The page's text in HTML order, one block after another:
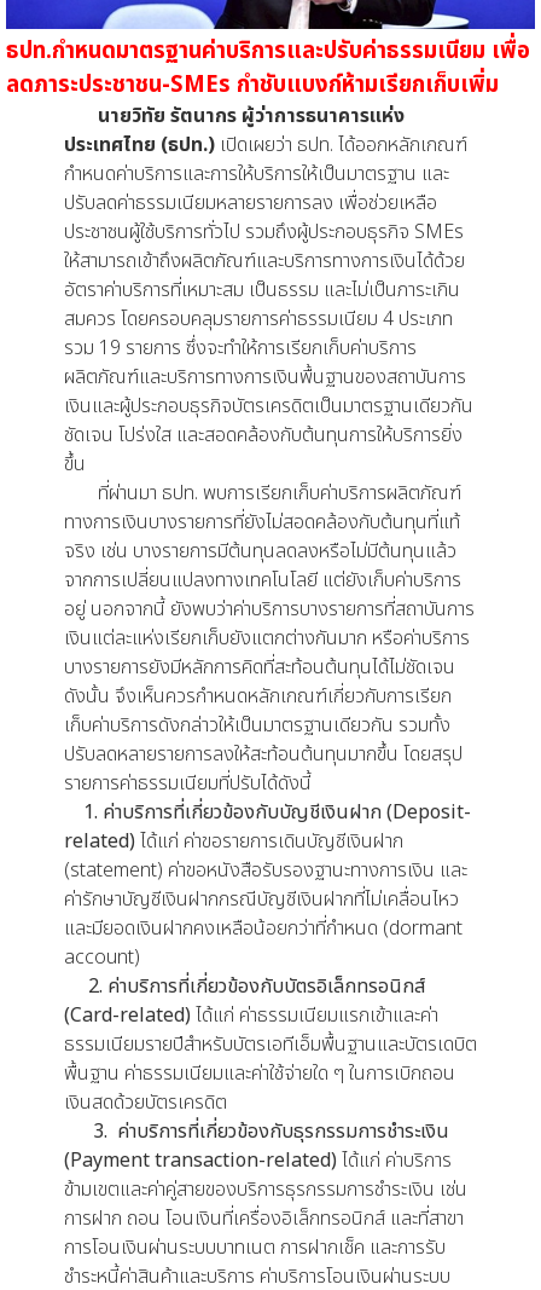
ธปท.กำหนดมาตรฐานค่าบริการและปรับค่าธรรมเนียม เพื่อ
ลดภาระประชาชน-SMEs กำชับแบงก์ห้ามเรียกเก็บเพิ่ม
นายวิทัย รัตนากร ผู้ว่าการธนาคารแห่ง
ประเทศไทย (ธปท.) เปิดเผยว่า ธปท. ได้ออกหลักเกณฑ์
กำหนดค่าบริการและการให้บริการให้เป็นมาตรฐาน และ
ปรับลดค่าธรรมเนียมหลายรายการลง เพื่อช่วยเหลือ
ประชาชนผู้ใช้บริการทั่วไป รวมถึงผู้ประกอบธุรกิจ SMEs
ให้สามารถเข้าถึงผลิตภัณฑ์และบริการทางการเงินได้ด้วย
อัตราค่าบริการที่เหมาะสม เป็นธรรม และไม่เป็นภาระเกิน
สมควร โดยครอบคลุมรายการค่าธรรมเนียม 4 ประเภท
รวม 19 รายการ ซึ่งจะทำให้การเรียกเก็บค่าบริการ
ผลิตภัณฑ์และบริการทางการเงินพื้นฐานของสถาบันการ
เงินและผู้ประกอบธุรกิจบัตรเครดิตเป็นมาตรฐานเดียวกัน
ชัดเจน โปร่งใส และสอดคล้องกับต้นทุนการให้บริการยิ่ง
ขึ้น
ที่ผ่านมา ธปท. พบการเรียกเก็บค่าบริการผลิตภัณฑ์
ทางการเงินบางรายการที่ยังไม่สอดคล้องกับต้นทุนที่แท้
จริง เช่น บางรายการมีต้นทุนลดลงหรือไม่มีต้นทุนแล้ว
จากการเปลี่ยนแปลงทางเทคโนโลยี แต่ยังเก็บค่าบริการ
อยู่ นอกจากนี้ ยังพบว่าค่าบริการบางรายการที่สถาบันการ
เงินแต่ละแห่งเรียกเก็บยังแตกต่างกันมาก หรือค่าบริการ
บางรายการยังมีหลักการคิดที่สะท้อนต้นทุนได้ไม่ชัดเจน
ดังนั้น จึงเห็นควรกำหนดหลักเกณฑ์เกี่ยวกับการเรียก
เก็บค่าบริการดังกล่าวให้เป็นมาตรฐานเดียวกัน รวมทั้ง
ปรับลดหลายรายการลงให้สะท้อนต้นทุนมากขึ้น โดยสรุป
รายการค่าธรรมเนียมที่ปรับได้ดังนี้
1. ค่าบริการที่เกี่ยวข้องกับบัญชีเงินฝาก (Deposit-
related) ได้แก่ ค่าขอรายการเดินบัญชีเงินฝาก
(statement) ค่าขอหนังสือรับรองฐานะทางการเงิน และ
ค่ารักษาบัญชีเงินฝากกรณีบัญชีเงินฝากที่ไม่เคลื่อนไหว
และมียอดเงินฝากคงเหลือน้อยกว่าที่กำหนด (dormant
account)
2. ค่าบริการที่เกี่ยวข้องกับบัตรอิเล็กทรอนิกส์
(Card-related) ได้แก่ ค่าธรรมเนียมแรกเข้าและค่า
ธรรมเนียมรายปีสำหรับบัตรเอทีเอ็มพื้นฐานและบัตรเดบิต
พื้นฐาน ค่าธรรมเนียมและค่าใช้จ่ายใด ๆ ในการเบิกถอน
เงินสดด้วยบัตรเครดิต
3. ค่าบริการที่เกี่ยวข้องกับธุรกรรมการชำระเงิน
(Payment transaction-related) ได้แก่ ค่าบริการ
ข้ามเขตและค่าคู่สายของบริการธุรกรรมการชำระเงิน เช่น
การฝาก ถอน โอนเงินที่เครื่องอิเล็กทรอนิกส์ และที่สาขา
การโอนเงินผ่านระบบบาทเนต การฝากเช็ค และการรับ
ชำระหนี้ค่าสินค้าและบริการ ค่าบริการโอนเงินผ่านระบบ